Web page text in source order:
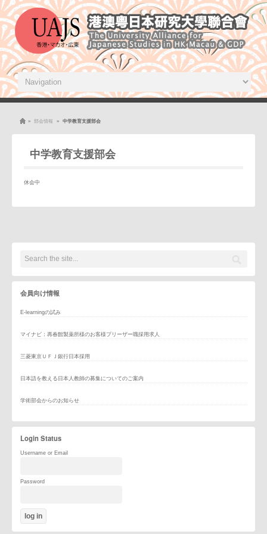
» 部会情報 » 中学教育支援部会
中学教育支援部会
休会中
会員向け情報
E-learningの試み
マイナビ：再春館製薬所様のお客様プリーザー職採用求人
三菱東京ＵＦＪ銀行日本採用
日本語を教える日本人教師の募集についてのご案内
学術部会からのお知らせ
Login Status
Username or Email
Password